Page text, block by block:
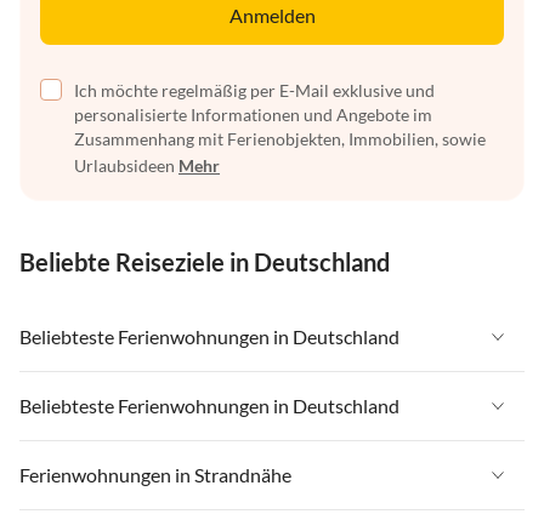
Anmelden
Ich möchte regelmäßig per E-Mail exklusive und
personalisierte Informationen und Angebote im
Zusammenhang mit Ferienobjekten, Immobilien, sowie
Urlaubsideen Mehr
Beliebte Reiseziele in Deutschland
Beliebteste Ferienwohnungen in Deutschland
Ferienwohnungen in Deutschland
Ferienwohnungen in Ostsee
Ferienwohnungen in Nordsee
Beliebteste Ferienwohnungen in Deutschland
Ferienwohnungen in Deutschland
Ferienwohnungen in Strandnähe